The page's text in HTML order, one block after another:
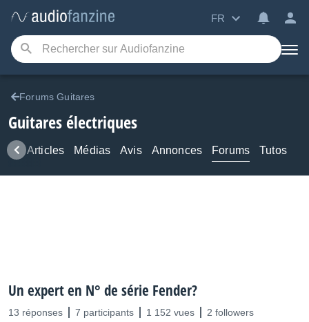
FR
Forums Guitares
Guitares électriques
Articles Médias Avis Annonces Forums Tutos
Un expert en N° de série Fender?
13 réponses 7 participants 1 152 vues 2 followers